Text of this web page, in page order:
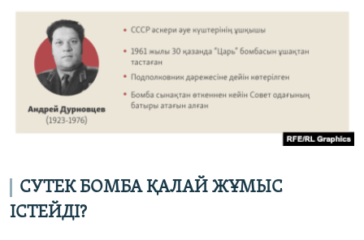
СУТЕК БОМБА ҚАЛАЙ ЖҰМЫС
ІСТЕЙДІ?